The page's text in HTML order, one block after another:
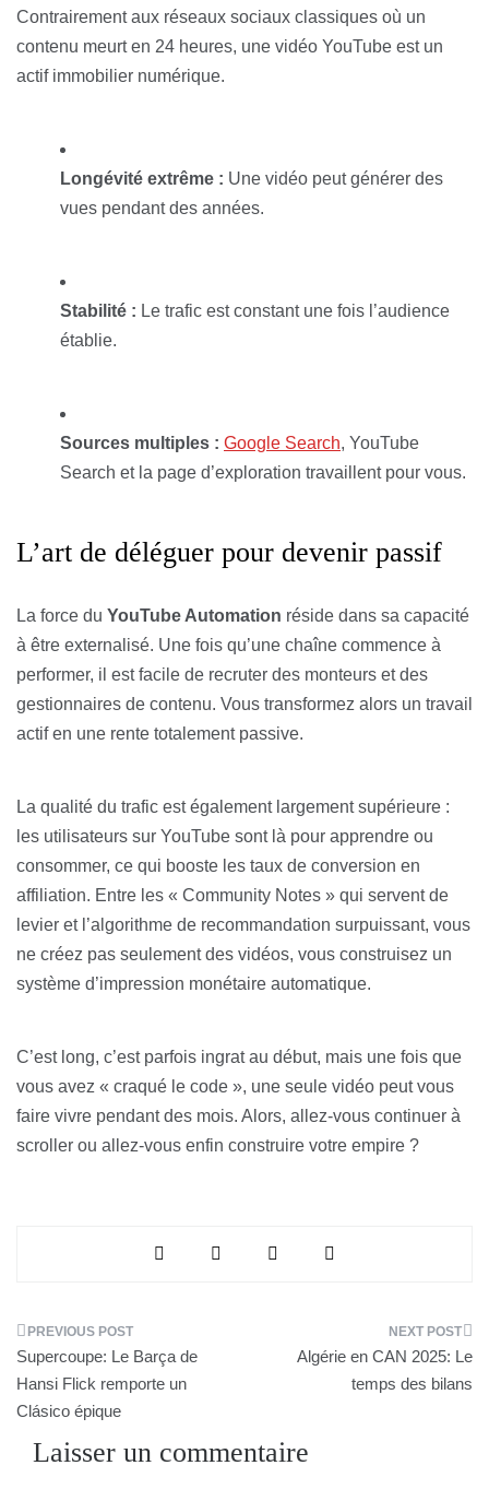
Contrairement aux réseaux sociaux classiques où un
contenu meurt en 24 heures, une vidéo YouTube est un
actif immobilier numérique.
Longévité extrême : Une vidéo peut générer des
vues pendant des années.
Stabilité : Le trafic est constant une fois l’audience
établie.
Sources multiples : Google Search, YouTube
Search et la page d’exploration travaillent pour vous.
L’art de déléguer pour devenir passif
La force du YouTube Automation réside dans sa capacité
à être externalisé. Une fois qu’une chaîne commence à
performer, il est facile de recruter des monteurs et des
gestionnaires de contenu. Vous transformez alors un travail
actif en une rente totalement passive.
La qualité du trafic est également largement supérieure :
les utilisateurs sur YouTube sont là pour apprendre ou
consommer, ce qui booste les taux de conversion en
affiliation. Entre les « Community Notes » qui servent de
levier et l’algorithme de recommandation surpuissant, vous
ne créez pas seulement des vidéos, vous construisez un
système d’impression monétaire automatique.
C’est long, c’est parfois ingrat au début, mais une fois que
vous avez « craqué le code », une seule vidéo peut vous
faire vivre pendant des mois. Alors, allez-vous continuer à
scroller ou allez-vous enfin construire votre empire ?
Navigation
de
l’article
Supercoupe: Le Barça de
Hansi Flick remporte un
Clásico épique
Algérie en CAN 2025: Le
temps des bilans
Laisser un commentaire